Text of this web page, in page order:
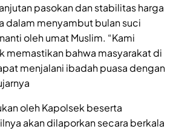
pasokan dan stabilitas harga
dalam menyambut bulan suci
oleh umat Muslim. “Kami
memastikan bahwa masyarakat di
menjalani ibadah puasa dengan
oleh Kapolsek beserta
akan dilaporkan secara berkala